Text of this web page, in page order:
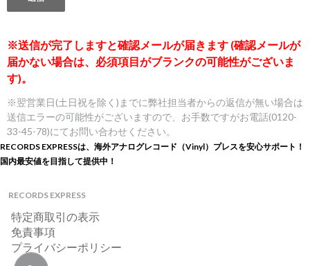
※送信が完了しますと確認メールが届きます (確認メールが
届かない場合は、必須項目がブランクの可能性がございま
す)。
※翌営業日(土日祝を除く)までに弊社担当者からの返信が無い場合は
送信エラーの可能性がございますので、お手数ですがお電話(0120-
33-45-78)にてお問い合わせください。
RECORDS EXPRESSは、海外アナログレコード（Vinyl）プレスを安心サポート！
国内最安値を目指して提供中！
RECORDS EXPRESS
特定商取引の表示
免責事項
プライバシーポリシー
検